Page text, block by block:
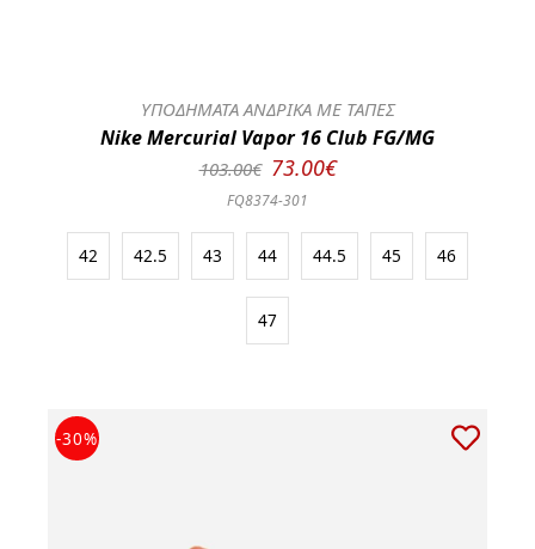
ΥΠΟΔΗΜΑΤΑ ΑΝΔΡΙΚΑ ΜΕ ΤΑΠΕΣ
Nike Mercurial Vapor 16 Club FG/MG
103.00€ 73.00€
FQ8374-301
42 42.5 43 44 44.5 45 46
47
-30%